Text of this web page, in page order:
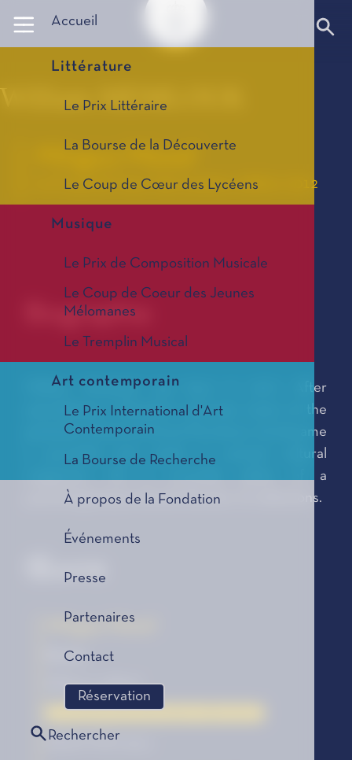
Accueil
Littérature
Le Prix Littéraire
La Bourse de la Découverte
Le Coup de Cœur des Lycéens
Musique
Le Prix de Composition Musicale
Le Coup de Coeur des Jeunes
Mélomanes
Le Tremplin Musical
Art contemporain
Le Prix International d'Art
Contemporain
La Bourse de Recherche
À propos de la Fondation
Événements
Presse
Partenaires
Contact
Réservation
Rechercher
William MEMLOUK
Mingus Mood
Le Coup de Cœur des Lycéens, édition 2012
Biographie
William Memlouk was born in 1977. After
specializing in literature and jazz music at the
graduate school of Aix-en-Provence, he became
a journalist and works in several cultural
magazines. He is currently editor of a
psychological journal and director of collections.
Œuvre
Mingus Mood
Roman
Éditions Julliard
Le Coup de Cœur des Lycéens, édition 2012
SÉLECTION 2012